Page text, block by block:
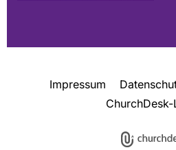
Impressum